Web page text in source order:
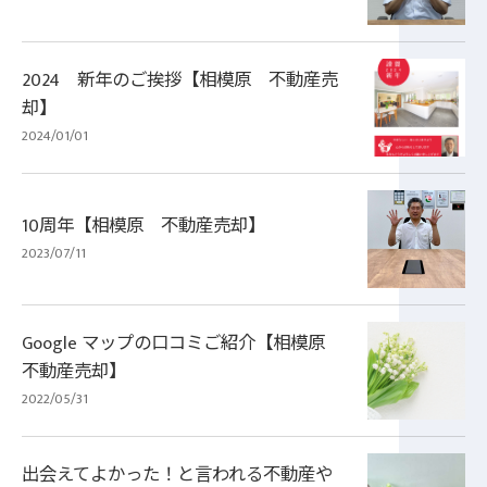
2024 新年のご挨拶【相模原 不動産売
却】
2024/01/01
10周年【相模原 不動産売却】
2023/07/11
Google マップの口コミご紹介【相模原
不動産売却】
2022/05/31
出会えてよかった！と言われる不動産や